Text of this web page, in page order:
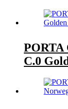
PORTA
C.0